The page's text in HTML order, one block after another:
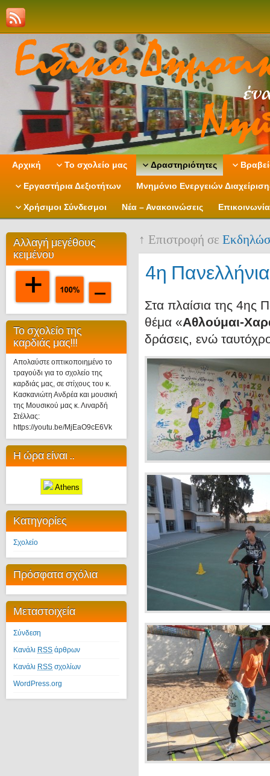
Αρχική Το σχολείο μας Δραστηριότητες
Εργαστήρια Δεξιοτήτων Μνημόνιο Ενεργειών
Χρήσιμοι Σύνδεσμοι Νέα – Ανακοινώσεις Επικοινωνία
Αλλαγή μεγέθους
κειμένου
Το σχολείο της
καρδιάς μας!!!
Απολαύστε οπτικοποιημένο το
τραγούδι για το σχολείο της
καρδιάς μας, σε στίχους του κ.
Κασκανιώτη Ανδρέα και μουσική
της Μουσικού μας κ. Λιναρδή
Στέλλας:
https://youtu.be/MjEaO9cE6Vk
Η ώρα είναι ..
Athens
Κατηγορίες
Σχολείο
Πρόσφατα σχόλια
Μεταστοιχεία
Σύνδεση
Κανάλι RSS άρθρων
Κανάλι RSS σχολίων
WordPress.org
↑ Επιστροφή σε
4η
Στα πλαίσια της 4ης
θέμα «Αθλούμαι-
δράσεις, ενώ